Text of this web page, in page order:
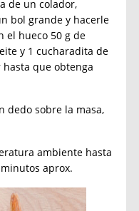
de un colador,
bol grande y hacerle
el hueco 50 g de
y 1 cucharadita de
hasta que obtenga
dedo sobre la masa,
ambiente hasta
aprox.